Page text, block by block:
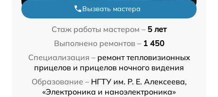
Вызвать мастера
Стаж работы мастером – 5 лет
Выполнено ремонтов – 1 450
Специализация – ремонт тепловизионных
прицелов и прицелов ночного видения
Образование – НГТУ им. Р. Е. Алексеева,
«Электроника и наноэлектроника»